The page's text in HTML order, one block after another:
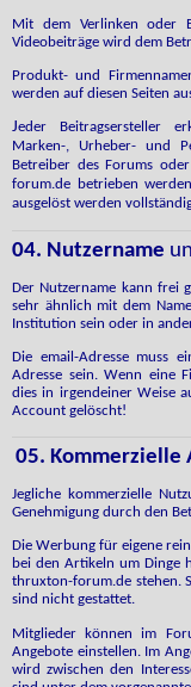
Mit dem Verlinken oder
Videobeiträge wird dem
Produkt- und
werden auf diesen Seiten
Jeder Beitragsersteller
Marken-, Urheber- und
Betreiber des Forums
forum.de betrieben
ausgelöst werden
04. Nutzername
Der Nutzername kann frei
sehr ähnlich mit dem
Institution sein oder in
Die email-Adresse muss
Adresse sein. Wenn eine
dies in irgendeiner Weise
Account gelöscht!
05. Kommerzielle
Jegliche kommerzielle
Genehmigung durch den
Die Werbung für eigene
bei den Artikeln um Dinge
thruxton-forum.de stehen.
sind nicht gestattet.
Mitglieder können im
Angebote einstellen. Im
wird zwischen den